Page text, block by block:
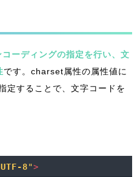
ーディングの指定を行い、文
です。charset属性の属性値に
定することで、文字コードを
UTF-8">